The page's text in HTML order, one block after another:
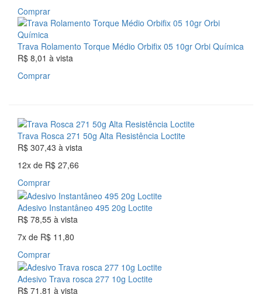
Comprar
Trava Rolamento Torque Médio Orbifix 05 10gr Orbi Química
R$ 8,01 à vista
Comprar
Trava Rosca 271 50g Alta Resistência Loctite
R$ 307,43 à vista
12x de R$ 27,66
Comprar
Adesivo Instantâneo 495 20g Loctite
R$ 78,55 à vista
7x de R$ 11,80
Comprar
Adesivo Trava rosca 277 10g Loctite
R$ 71,81 à vista